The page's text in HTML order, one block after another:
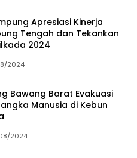
Apresiasi Kinerja
Tengah dan Tekankan
2024
2024
Bawang Barat Evakuasi
Manusia di Kebun
2024